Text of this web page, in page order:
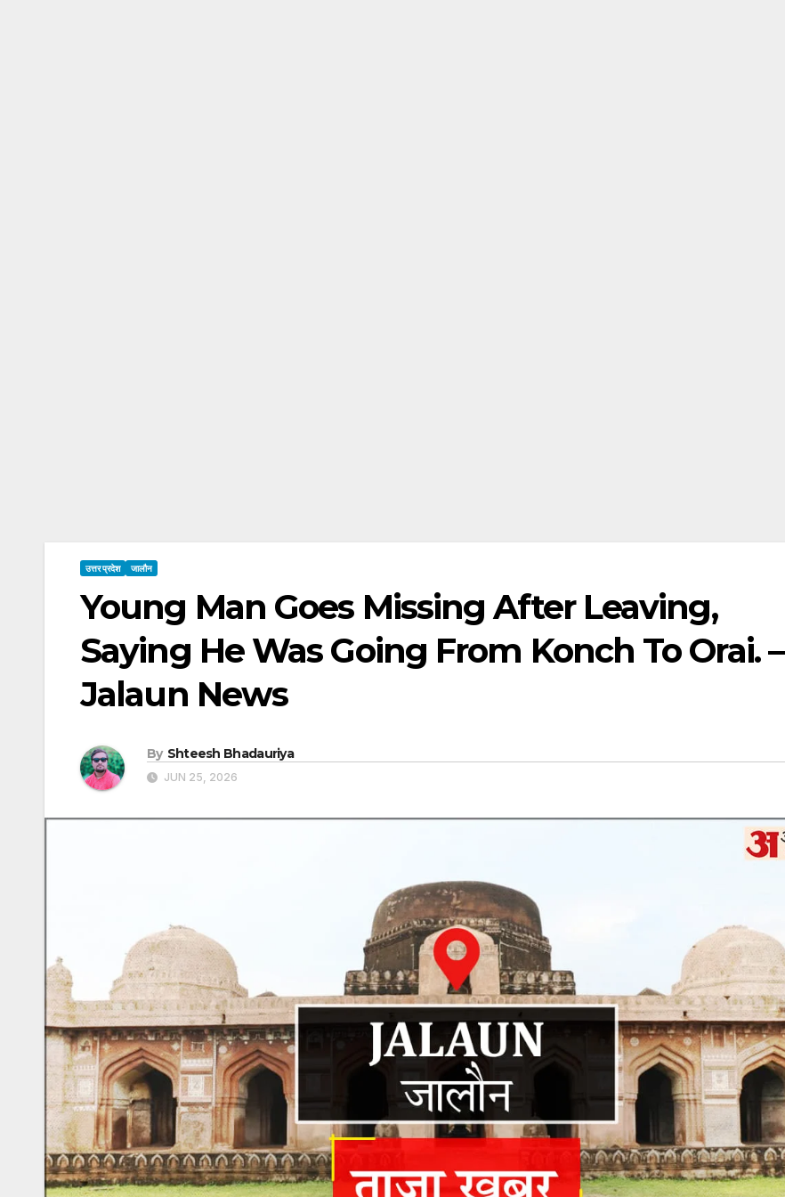
उत्तर प्रदेश जालौन
Young Man Goes Missing After Leaving,
Saying He Was Going From Konch To Orai. –
Jalaun News
By Shteesh Bhadauriya
JUN 25, 2026